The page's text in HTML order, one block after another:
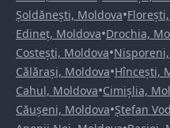
Șoldănești, Moldova•
Edineț, Moldova•Drochia,
Costești, Moldova•
Călărași, Moldova•Hîncești,
Cahul, Moldova•Cimișlia,
Căușeni, Moldova•Ștefan